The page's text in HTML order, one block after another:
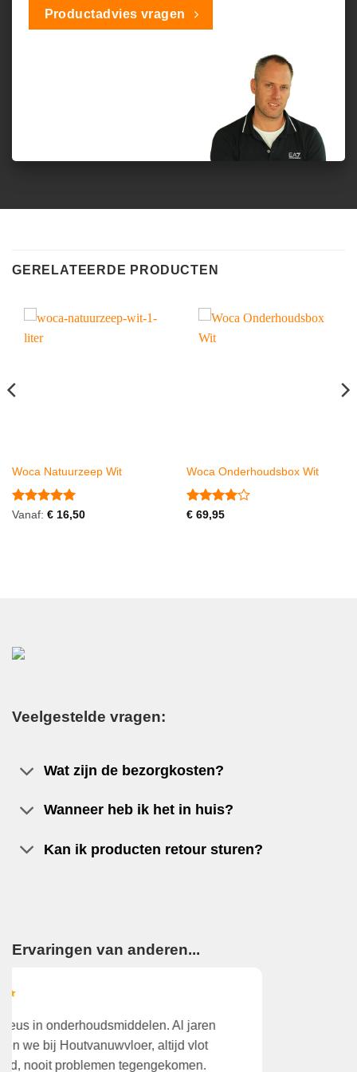
Productadvies vragen
GERELATEERDE PRODUCTEN
Woca Natuurzeep Wit
Gewaardeerd
Vanaf: €16,50
Woca Onderhoudsbox Wit
Gewaardeerd
€69,95
Veelgestelde vragen:
Wat zijn de bezorgkosten?
Wanneer heb ik het in huis?
Kan ik producten retour sturen?
Ervaringen van anderen...
Wegens tijdgebrek gekozen het aan huis te laten
leveren. Dat was verrassend snel en zeer correct!
Prima!